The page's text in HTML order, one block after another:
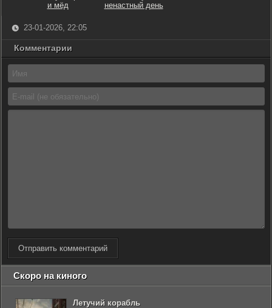
и мёд
ненастный день
23-01-2026, 22:05
Комментарии
Отправить комментарий
Скоро на киного
Летучий корабль